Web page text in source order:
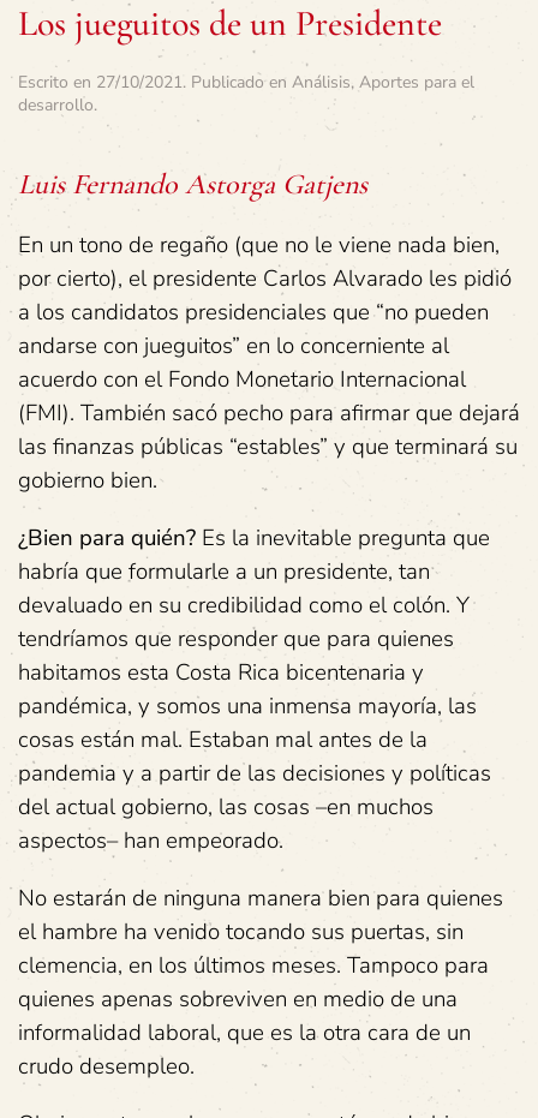
Los jueguitos de un Presidente
Escrito en 27/10/2021. Publicado en Análisis, Aportes para el
desarrollo.
Luis Fernando Astorga Gatjens
En un tono de regaño (que no le viene nada bien,
por cierto), el presidente Carlos Alvarado les pidió
a los candidatos presidenciales que “no pueden
andarse con jueguitos” en lo concerniente al
acuerdo con el Fondo Monetario Internacional
(FMI). También sacó pecho para afirmar que dejará
las finanzas públicas “estables” y que terminará su
gobierno bien.
¿Bien para quién? Es la inevitable pregunta que
habría que formularle a un presidente, tan
devaluado en su credibilidad como el colón. Y
tendríamos que responder que para quienes
habitamos esta Costa Rica bicentenaria y
pandémica, y somos una inmensa mayoría, las
cosas están mal. Estaban mal antes de la
pandemia y a partir de las decisiones y políticas
del actual gobierno, las cosas –en muchos
aspectos– han empeorado.
No estarán de ninguna manera bien para quienes
el hambre ha venido tocando sus puertas, sin
clemencia, en los últimos meses. Tampoco para
quienes apenas sobreviven en medio de una
informalidad laboral, que es la otra cara de un
crudo desempleo.